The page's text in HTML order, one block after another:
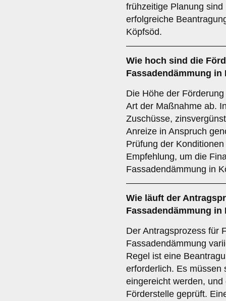
frühzeitige Planung
erfolgreiche
Köpfsöd.
Wie hoch sind die
Fassadendämmung
Die Höhe der
Art der Maßnahme ab.
Zuschüsse,
Anreize in Anspruch
Prüfung der
Empfehlung, um die
Fassadendämmung in
Wie läuft der
Fassadendämmung
Der Antragsprozess für
Fassadendämmung
Regel ist eine
erforderlich. Es müssen
eingereicht werden,
Förderstelle geprüft.